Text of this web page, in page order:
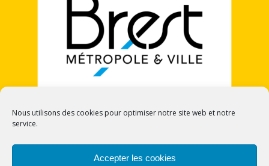
Nous utilisons des cookies pour optimiser notre site web et notre
service.
Accepter les cookies
POLITIQUE DE COOKIES (UE)